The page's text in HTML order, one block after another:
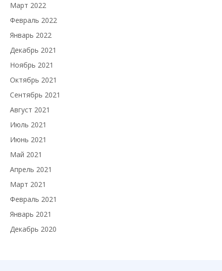
Март 2022
Февраль 2022
Январь 2022
Декабрь 2021
Ноябрь 2021
Октябрь 2021
Сентябрь 2021
Август 2021
Июль 2021
Июнь 2021
Май 2021
Апрель 2021
Март 2021
Февраль 2021
Январь 2021
Декабрь 2020